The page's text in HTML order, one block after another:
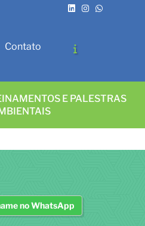
Contato
E PALESTRAS
no WhatsApp